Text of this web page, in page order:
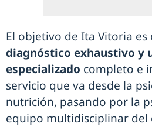
El objetivo de Ita Vitoria
diagnóstico exhaustivo y
especializado completo e
servicio que va desde la
nutrición, pasando por la
equipo multidisciplinar del